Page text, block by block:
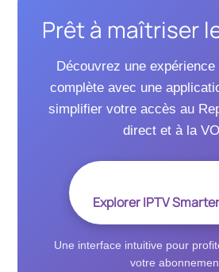
Prêt à maîtriser
Découvrez une
complète avec une
simplifier votre accès au
direct et à la
Explorer IPTV
Une interface intuitive pour
votre